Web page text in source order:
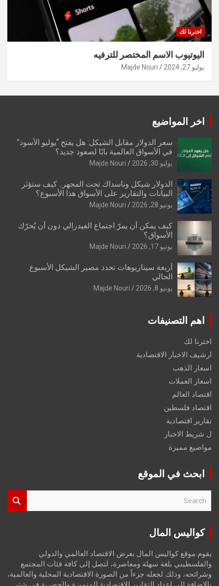
اخترنا لك
اليوتيوب الاسم المختصر للترفيه
يوليو 27, 2024 Majde Nouri
اخر المواضيع
سعر الدولار مقابل الشيكل: هل يفتح “يوليو الأسود”
في الأسواق العالمية بابًا لصعود جديد؟
يوليو 30, 2026 Majde Nouri
الدولار شيكل وناسداك تحت المجهر.. كيف ستؤثر
البيانات والتقارير على الأسواق هذا الأسبوع؟
يونيو 28, 2026 Majde Nouri
كيف يمكن أن يمرّ اجتماع الفيدرالي دون أن يُحرّك
الأسواق؟
يونيو 17, 2026 Majde Nouri
أربعة سيناريوهات تحدد مصير الشيكل الأسبوع
الحالي
يونيو 8, 2026 Majde Nouri
اهم التصنيفات
اخترنا لك
ارشيف الاخبار الاقتصادية
اسعار الذهب
اسعار العملات
اقتصاد العالم
اقتصاد فلسطين
تقارير اقتصادية
ل شريط الاخبار
مواضيع مميزة
ابحث في الموقع
r
كواليس المال
يقوم موقع كواليس المال بعرض الاقتصاد العالمي والدولي
والفلسطيني بلغة سهلة ومعاصرة، لتصل إلى كافة فئات المجتمع
وشرائحه، وذلك لجعله جزءاً من الصورة الاقتصادية المحلية والعالمية،